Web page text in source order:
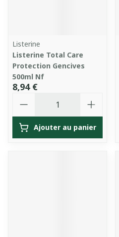
Listerine
Listerine Total Care
Protection Gencives
500ml Nf
8,94 €
Ajouter au panier